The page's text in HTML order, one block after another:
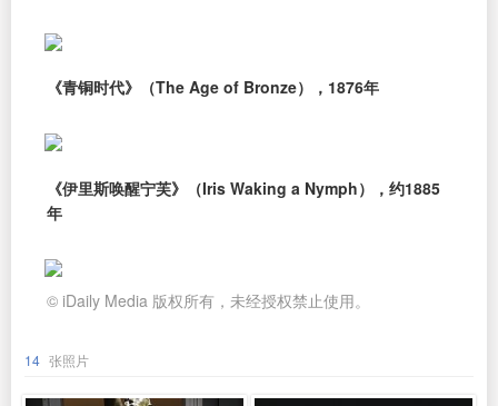
《青铜时代》（The Age of Bronze），1876年
《伊里斯唤醒宁芙》（Iris Waking a Nymph），约1885
年
© iDaily Media 版权所有，未经授权禁止使用。
14 张照片